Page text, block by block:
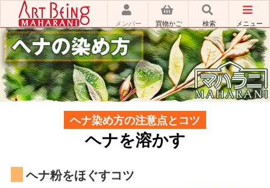
メンバー 買物かご 検索 メニュー
ヘナ染め方の注意点とコツ
ヘナを溶かす
ヘナ粉をほぐすコツ